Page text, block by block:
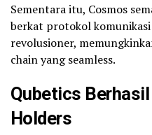
Sementara itu, Cosmos
berkat protokol
revolusioner,
chain yang seamless.
Qubetics
Holders